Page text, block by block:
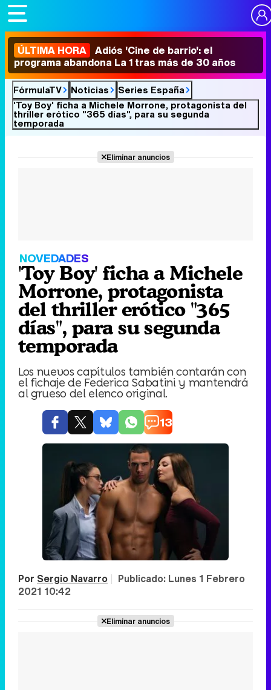
ÚLTIMA HORA Adiós 'Cine de barrio': el
programa abandona La 1 tras más de 30 años
FórmulaTV Noticias
Series España
'Toy Boy' ficha a Michele Morrone, protagonista del
thriller erótico "365 días", para su segunda
temporada
Eliminar anuncios
NOVEDADES
'Toy Boy' ficha a Michele
Morrone, protagonista
del thriller erótico "365
días", para su segunda
temporada
Los nuevos capítulos también contarán con
el fichaje de Federica Sabatini y mantendrá
al grueso del elenco original.
13
Por Sergio Navarro | Publicado: Lunes 1 Febrero
2021 10:42
Eliminar anuncios